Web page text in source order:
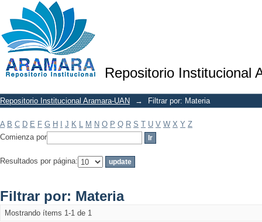
Repositorio Institucional
Filtrar por: Materia
Repositorio Institucional Aramara-UAN → Filtrar por: Materia
A B C D E F G H J K L M N O P Q R S T U V W X Y Z
Comienza por
Resultados por página:
Filtrar por: Materia
Mostrando ítems 1-1 de 1